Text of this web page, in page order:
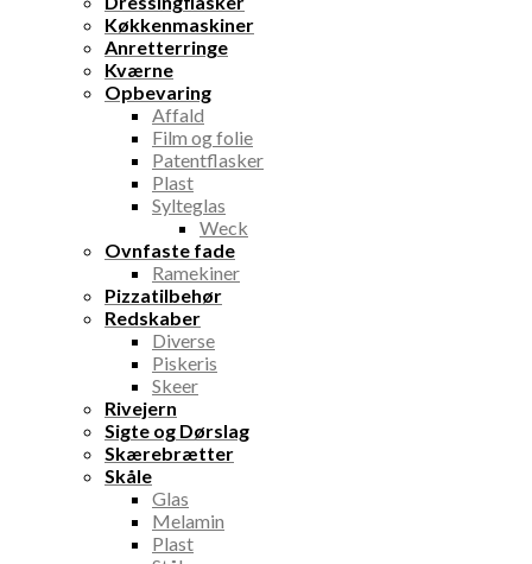
Køkkenmaskiner
Anretterringe
Kværne
Opbevaring
Affald
Film og folie
Patentflasker
Plast
Sylteglas
Weck
Ovnfaste fade
Ramekiner
Pizzatilbehør
Redskaber
Diverse
Piskeris
Skeer
Rivejern
Sigte og Dørslag
Skærebrætter
Skåle
Glas
Melamin
Plast